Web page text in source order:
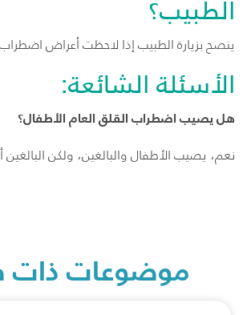
الطبيب؟
ينصح بزيارة الطبيب إذا لاحظت أعراض اضطراب
الأسئلة الشائعة:
هل يصيب اضطراب القلق العام الأطفال؟
نعم، يصيب الأطفال والبالغين، ولكن البالغين
موضوعات ذات